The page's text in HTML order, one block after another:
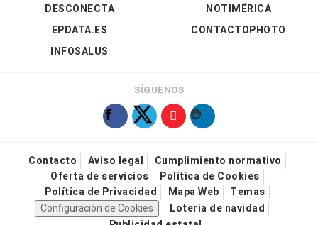
DESCONECTA
EPDATA.ES
INFOSALUS
NOTIMÉRICA
CONTACTOPHOTO
SÍGUENOS
Contacto Aviso legal
Cumplimiento normativo
Oferta de servicios
Política de Cookies
Política de Privacidad
Mapa Web
Temas
Configuración de Cookies
Loteria de navidad